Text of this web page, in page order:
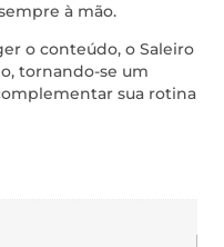
à mão.
o conteúdo, o Saleiro
tornando-se um
sua rotina